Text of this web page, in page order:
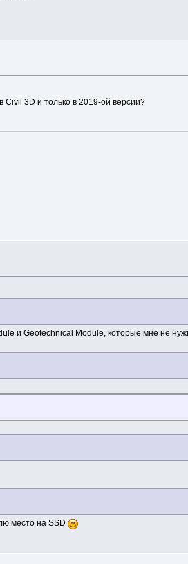
3D и только в 2019-ой версии?
и Geotechnical Module, которые мне не
место на SSD